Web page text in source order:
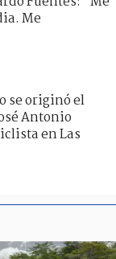
Me
se originó el
Antonio
en Las